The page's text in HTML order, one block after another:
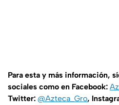
Para esta y más información,
sociales como en Facebook:
Twitter: @Azteca_Gro,